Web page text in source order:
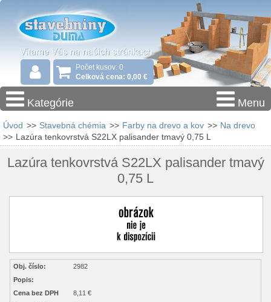
Počet kusov: 0
Celková cena: 0,00 €
Kategórie Menu
Úvod >> Stavebná chémia >> Farby na drevo a kov >> Na drevo
>> Lazúra tenkovrstvá S22LX palisander tmavý 0,75 L
Lazúra tenkovrstvá S22LX palisander tmavý
0,75 L
Obj. číslo:
2982
Popis:
Cena bez DPH
8,11 €